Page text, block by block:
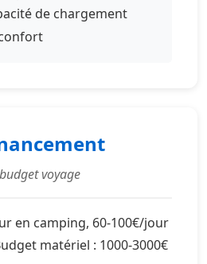
de chargement
voyage
en camping, 60-100€/jour
matériel : 1000-3000€